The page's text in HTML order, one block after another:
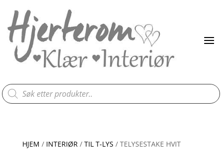
Products
search
HJEM / INTERIØR/ TIL T-LYS / TELYSESTAKE HVIT